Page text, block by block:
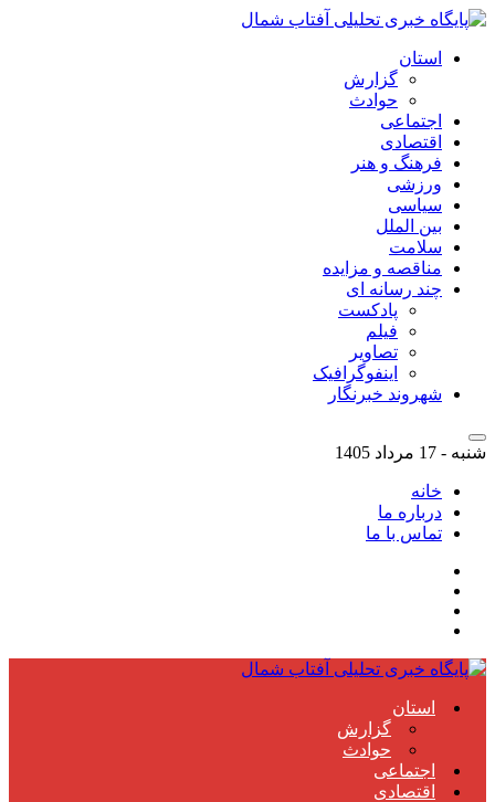
استان
گزارش
حوادث
اجتماعی
اقتصادی
فرهنگ و هنر
ورزشی
سیاسی
بین الملل
سلامت
مناقصه و مزایده
چند رسانه ای
پادکست
فیلم
تصاویر
اینفوگرافیک
شهروند خبرنگار
شنبه - 17 مرداد 1405
خانه
درباره ما
تماس با ما
استان
گزارش
حوادث
اجتماعی
اقتصادی